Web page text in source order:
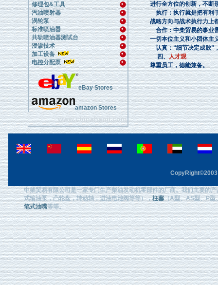
修理包&工具
汽油喷射器
涡轮泵
标准喷油器
共轨喷油器测试台
浸渗技术
加工设备
电控分配泵
eBay Stores
amazon Stores
www.chinahanji.com
进行全方位的创新，不断
执行：执行就是把有利于
战略方向与战术执行力上
合作：中柴贸易的事业需
一切本位主义和小团体主
认真：“细节决定成败”
四、人才观
尊重员工，德能兼备。
中柴贸易有限公司是一家专门生产柴油发动机零部件的厂商。我们主要的产
式输油泵，凸轮盘，转动轴，进油电池阀等等），柱塞（A型、AS型、P型
笔式油嘴等等。